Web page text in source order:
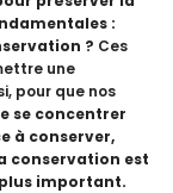
:
? Ces
une
pour que nos
se concentrer
à conserver,
conservation est
important.